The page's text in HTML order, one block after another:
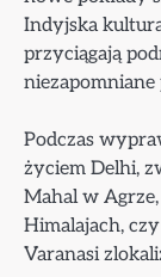
Indyjska
przyciągają
niezapomniane
Podczas
życiem Delhi,
Mahal w
Himalajach,
Varanasi